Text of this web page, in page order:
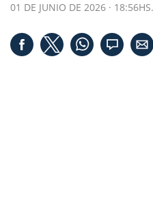
01 DE JUNIO DE 2026 · 18:56HS.